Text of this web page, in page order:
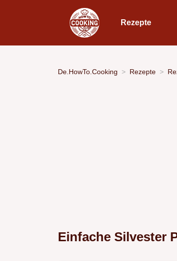
Rezepte
De.HowTo.Cooking Rezepte
Einfache Silvester